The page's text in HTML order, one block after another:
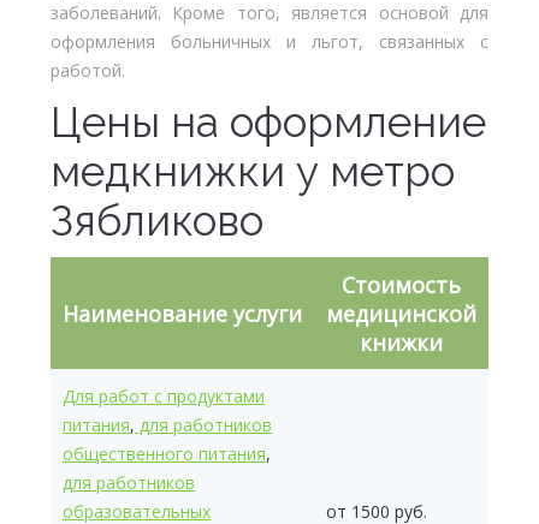
заболеваний. Кроме того, является основой для
оформления больничных и льгот, связанных с
работой.
Цены на оформление
медкнижки у метро
Зябликово
Наименование услуги
Стоимость
медицинской
книжки
Для работ с продуктами
питания, для работников
общественного питания,
для работников
образовательных
от 1500 руб.